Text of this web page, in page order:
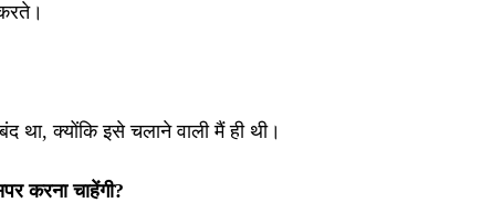
था, क्योंकि इसे चलाने वाली मैं ही थी।
करना चाहेंगी?